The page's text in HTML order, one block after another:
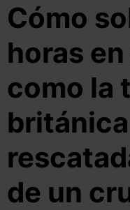
Cómo
horas
como la
de un